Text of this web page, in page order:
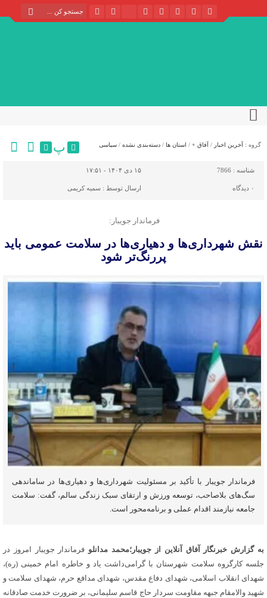
گروه : آخرین اخبار / آفاق + / استان ها / دسته‌بندی نشده / سیاسی پ
شناسه : 7866 ۱۵ دی ۱۴۰۴ - ۱۷:۵۱
۰ دیدگاه ارسال توسط :سمیه کریمی
فرماندار جویبار:
نقش شهرداری‌ها و دهیاری‌ها در سلامت عمومی باید
پررنگ‌تر شود
فرماندار جویبار با تأکید بر مسئولیت شهرداری‌ها و دهیاری‌ها در ساماندهی
سگ‌های بلاصاحب، توسعه ورزش و ارتقای سبک زندگی سالم، گفت: سلامت
جامعه نیازمند اقدام عملی و برنامه‌محور است.
به گزارش خبرنگار آفاق آنلاین از جویبار؛محمد مدانلو فرماندار جویبار امروز در
جلسه کارگروه سلامت شهرستان با گرامی‌داشت یاد و خاطره امام خمینی (ره)،
شهدای انقلاب اسلامی، شهدای دفاع مقدس، شهدای مدافع حرم، شهدای سلامت و
شهید والامقام جبهه مقاومت سردار حاج قاسم سلیمانی، بر ضرورت خدمت صادقانه